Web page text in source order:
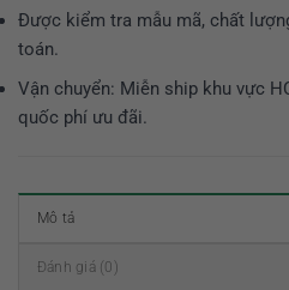
Được kiểm tra mẫu mã, chất
toán.
Vận chuyển: Miễn ship khu vực
quốc phí ưu đãi.
Mô tả
Đánh giá (0)